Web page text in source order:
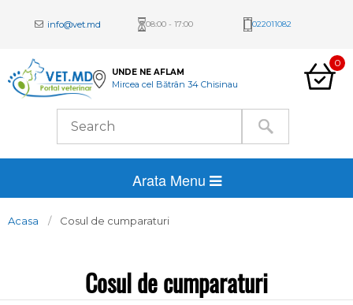
info@vet.md 08:00 - 17:00 022011082
UNDE NE AFLAM
Mircea cel Bătrân 34 Chisinau
0
Arata Menu
Acasa Cosul de cumparaturi
Cosul de cumparaturi